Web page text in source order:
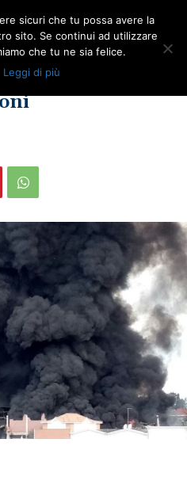
pervenute
sicuri che tu possa avere la
sito. Se continui ad utilizzare
che tu ne sia felice.
Leggi di più